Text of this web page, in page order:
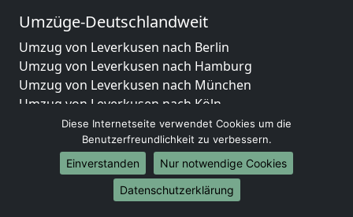
Umzüge-Deutschlandweit
Umzug von Leverkusen nach Berlin
Umzug von Leverkusen nach Hamburg
Umzug von Leverkusen nach München
Umzug von Leverkusen nach Köln
Umzug von Leverkusen nach Frankfurt am Main
Umzug von Leverkusen nach Stuttgart
Umzug von Leverkusen nach Düsseldorf
Umzug von Leverkusen nach Leipzig
Umzug von Leverkusen nach Dortmund
Diese Internetseite verwendet Cookies um die
Benutzerfreundlichkeit zu verbessern.
Einverstanden
Nur notwendige Cookies
Datenschutzerklärung